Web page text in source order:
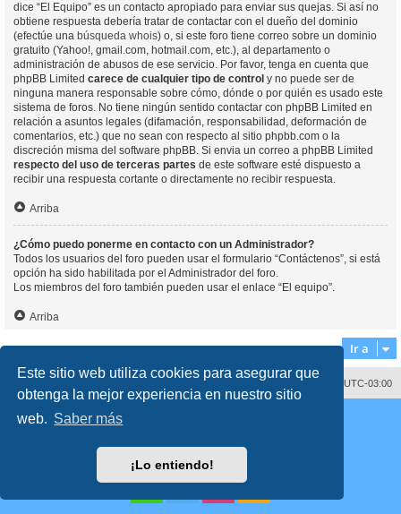
Este sitio web utiliza cookies para asegurar que
obtenga la mejor experiencia en nuestro sitio
web. Saber más
¡Lo entiendo!
dice “El Equipo” es un contacto apropiado para enviar sus quejas. Si así no
obtiene respuesta debería tratar de contactar con el dueño del dominio
(efectúe una búsqueda whois) o, si este foro tiene correo sobre un dominio
gratuito (Yahoo!, gmail.com, hotmail.com, etc.), al departamento o
administración de abusos de ese servicio. Por favor, tenga en cuenta que
phpBB Limited carece de cualquier tipo de control y no puede ser de
ninguna manera responsable sobre cómo, dónde o por quién es usado este
sistema de foros. No tiene ningún sentido contactar con phpBB Limited en
relación a asuntos legales (difamación, responsabilidad, deformación de
comentarios, etc.) que no sean con respecto al sitio phpbb.com o la
discreción misma del software phpBB. Si envia un correo a phpBB Limited
respecto del uso de terceras partes de este software esté dispuesto a
recibir una respuesta cortante o directamente no recibir respuesta.
Arriba
¿Cómo puedo ponerme en contacto con un Administrador?
Todos los usuarios del foro pueden usar el formulario “Contáctenos”, si está
opción ha sido habilitada por el Administrador del foro.
Los miembros del foro también pueden usar el enlace “El equipo”.
Arriba
Ir a
Todos los horarios son UTC-03:00
Borrar cookies
Desarrollado por
® Forum Software © phpBB Limited
Traducción al español porphpBB España
Condiciones